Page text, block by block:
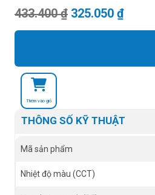
433.400₫ Giá gốc là:
325.050 ₫Giá
Thêm vào giỏ
THÔNG SỐ KỸ THUẬT
Mã sản phẩm
Nhiệt độ màu (CCT)